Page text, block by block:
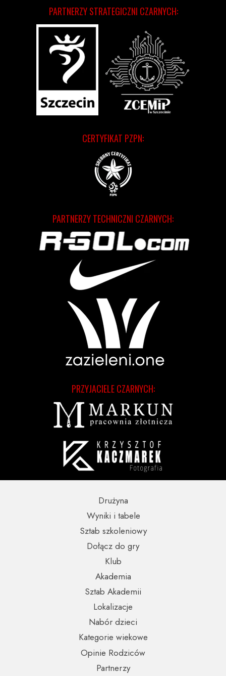
CERTYFIKAT PZPN:
PRZYJACIELE CZARNYCH:
PARTNERZY TECHNICZNI CZARNYCH:
PARTNERZY STRATEGICZNI CZARNYCH:
Partnerzy
Opinie Rodziców
Nabór dzieci
Wyniki i tabele
Kategorie wiekowe
Lokalizacje
Sztab szkoleniowy
Sztab Akademii
Dołącz do gry
Drużyna
Akademia
Klub